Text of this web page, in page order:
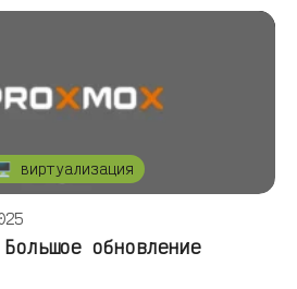
виртуализация
обновление